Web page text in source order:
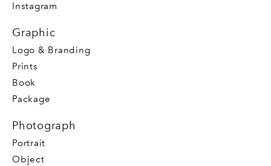
Instagram
Graphic
Logo & Branding
Prints
Book
Package
Photograph
Portrait
Object